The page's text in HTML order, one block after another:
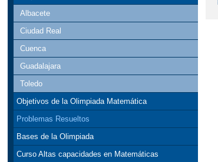
Albacete
Ciudad Real
Cuenca
Guadalajara
Toledo
Objetivos de la Olimpiada Matemática
Problemas Resueltos
Bases de la Olimpiada
Curso Altas capacidades en Matemáticas